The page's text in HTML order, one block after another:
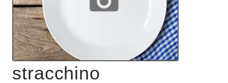
stracchino